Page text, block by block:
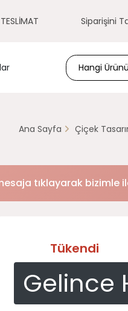
Siparişini
Ana Sayfa Çiçek
tıklayarak bizimle
Tükendi
Gelince